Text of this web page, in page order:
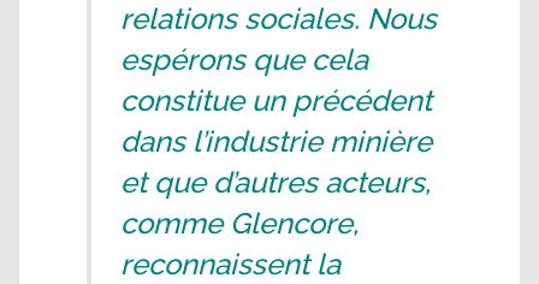
relations sociales. Nous
espérons que cela
constitue un précédent
dans l’industrie minière
et que d’autres acteurs,
comme Glencore,
reconnaissent la